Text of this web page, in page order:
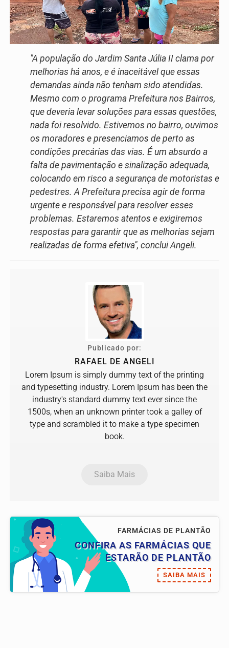
"A população do Jardim Santa Júlia II clama por
melhorias há anos, e é inaceitável que essas
demandas ainda não tenham sido atendidas.
Mesmo com o programa Prefeitura nos Bairros,
que deveria levar soluções para essas questões,
nada foi resolvido. Estivemos no bairro, ouvimos
os moradores e presenciamos de perto as
condições precárias das vias. É um absurdo a
falta de pavimentação e sinalização adequada,
colocando em risco a segurança de motoristas e
pedestres. A Prefeitura precisa agir de forma
urgente e responsável para resolver esses
problemas. Estaremos atentos e exigiremos
respostas para garantir que as melhorias sejam
realizadas de forma efetiva", conclui Angeli.
Publicado por:
RAFAEL DE ANGELI
Lorem Ipsum is simply dummy text of the printing
and typesetting industry. Lorem Ipsum has been the
industry's standard dummy text ever since the
1500s, when an unknown printer took a galley of
type and scrambled it to make a type specimen
book.
Saiba Mais
FARMÁCIAS DE PLANTÃO
CONFIRA AS FARMÁCIAS QUE
ESTARÃO DE PLANTÃO
SAIBA MAIS